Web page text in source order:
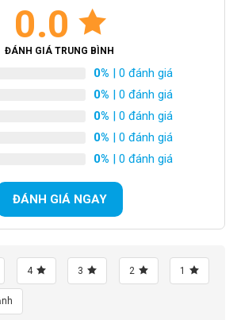
0.0
ĐÁNH GIÁ TRUNG BÌNH
0% | 0 đánh giá
0% | 0 đánh giá
0% | 0 đánh giá
0% | 0 đánh giá
0% | 0 đánh giá
ĐÁNH GIÁ NGAY
4 3 2 1